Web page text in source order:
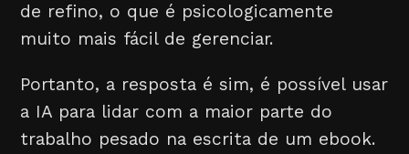
de refino, o que é psicologicamente
muito mais fácil de gerenciar.
Portanto, a resposta é sim, é possível usar
a IA para lidar com a maior parte do
trabalho pesado na escrita de um ebook.